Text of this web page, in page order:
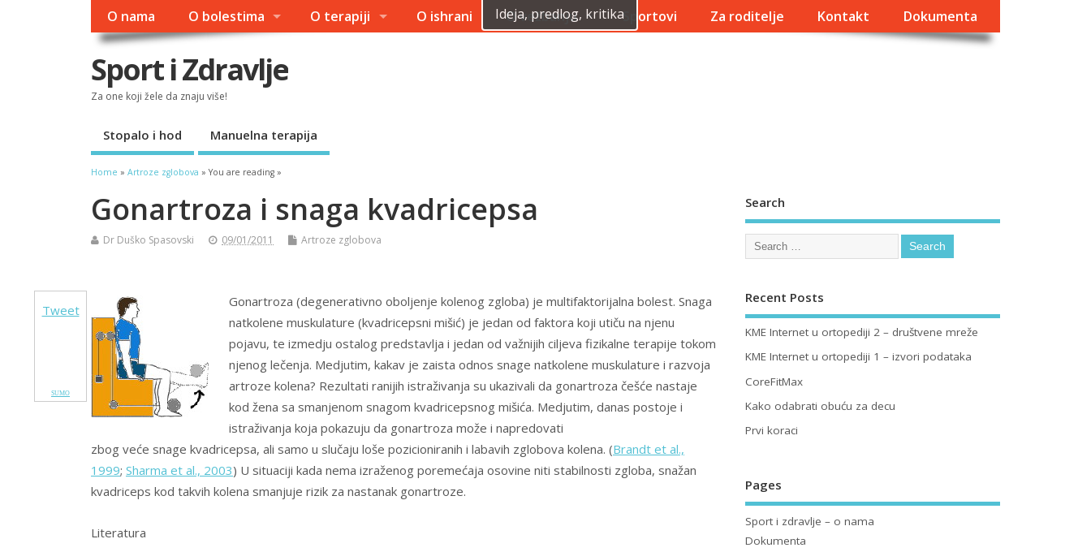
O nama O bolestima O terapiji O ishrani O vežbanju Sportovi Za roditelje Kontakt Dokumenta
Sport i Zdravlje
Za one koji žele da znaju više!
Stopalo i hod Manuelna terapija
Home » Artroze zglobova » You are reading »
Gonartroza i snaga kvadricepsa
Dr Duško Spasovski 09/01/2011 Artroze zglobova
Tweet
SUMO
Gonartroza (degenerativno oboljenje kolenog zgloba) je multifaktorijalna bolest. Snaga
natkolene muskulature (kvadricepsni mišić) je jedan od faktora koji utiču na njenu
pojavu, te izmedju ostalog predstavlja i jedan od važnijih ciljeva fizikalne terapije tokom
njenog lečenja. Medjutim, kakav je zaista odnos snage natkolene muskulature i razvoja
artroze kolena? Rezultati ranijih istraživanja su ukazivali da gonartroza češće nastaje
kod žena sa smanjenom snagom kvadricepsnog mišića. Medjutim, danas postoje i
istraživanja koja pokazuju da gonartroza može i napredovati
zbog veće snage kvadricepsa, ali samo u slučaju loše pozicioniranih i labavih zglobova kolena. (Brandt et al.,
1999; Sharma et al., 2003) U situaciji kada nema izraženog poremećaja osovine niti stabilnosti zgloba, snažan
kvadriceps kod takvih kolena smanjuje rizik za nastanak gonartroze.
Literatura
Search
Recent Posts
KME Internet u ortopediji 2 – društvene mreže
KME Internet u ortopediji 1 – izvori podataka
CoreFitMax
Kako odabrati obuću za decu
Prvi koraci
Pages
Sport i zdravlje – o nama
Dokumenta
Ideja, predlog, kritika